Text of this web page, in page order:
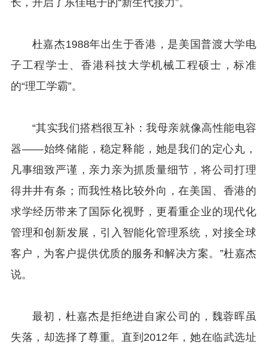
杜嘉杰1988年出生于香港，是美国普渡大学电
子工程学士、香港科技大学机械工程硕士，标准
的“理工学霸”。
“其实我们搭档很互补：我母亲就像高性能电容
器——始终储能，稳定释能，她是我们的定心丸，
凡事细致严谨，亲力亲为抓质量细节，将公司打理
得井井有条；而我性格比较外向，在美国、香港的
求学经历带来了国际化视野，更看重企业的现代化
管理和创新发展，引入智能化管理系统，对接全球
客户，为客户提供优质的服务和解决方案。”杜嘉杰
说。
最初，杜嘉杰是拒绝进自家公司的，魏蓉晖虽
失落，却选择了尊重。直到2012年，她在临武选址